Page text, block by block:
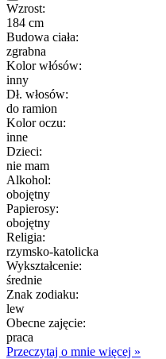
Wzrost:
184 cm
Budowa ciała:
zgrabna
Kolor włósów:
inny
Dł. włosów:
do ramion
Kolor oczu:
inne
Dzieci:
nie mam
Alkohol:
obojętny
Papierosy:
obojętny
Religia:
rzymsko-katolicka
Wykształcenie:
średnie
Znak zodiaku:
lew
Obecne zajęcie:
praca
Przeczytaj o mnie więcej »